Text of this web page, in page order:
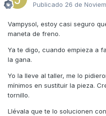
Publicado 26 de
Vampysol, estoy casi seguro
maneta de freno.
Ya te digo, cuando empieza a
la gana.
Yo la lleve al taller, me lo
mínimos en sustituir la pieza.
tornillo.
Llévala que te lo solucionen